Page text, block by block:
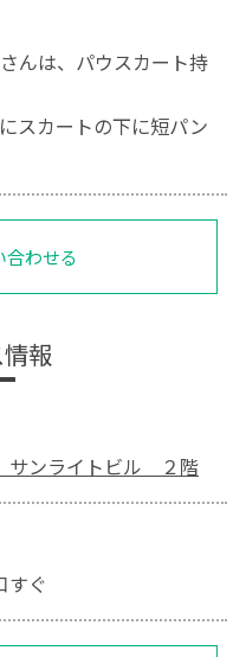
んは、パウスカート持
スカートの下に短パン
合わせる
報
サンライトビル ２階
すぐ